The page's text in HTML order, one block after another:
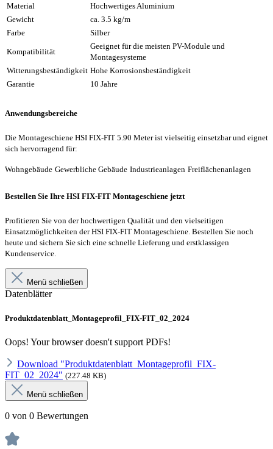
Material
Hochwertiges Aluminium
Gewicht
ca. 3.5 kg/m
Farbe
Silber
Kompatibilität
Geeignet für die meisten PV-Module und
Montagesysteme
Witterungsbeständigkeit Hohe Korrosionsbeständigkeit
Garantie
10 Jahre
Anwendungsbereiche
Die Montageschiene HSI FIX-FIT 5.90 Meter ist vielseitig einsetzbar und eignet
sich hervorragend für:
Wohngebäude Gewerbliche Gebäude Industrieanlagen Freiflächenanlagen
Bestellen Sie Ihre HSI FIX-FIT Montageschiene jetzt
Profitieren Sie von der hochwertigen Qualität und den vielseitigen
Einsatzmöglichkeiten der HSI FIX-FIT Montageschiene. Bestellen Sie noch
heute und sichern Sie sich eine schnelle Lieferung und erstklassigen
Kundenservice.
Menü schließen
Datenblätter
Produktdatenblatt_Montageprofil_FIX-FIT_02_2024
Oops! Your browser doesn't support PDFs!
Download "Produktdatenblatt_Montageprofil_FIX-
FIT_02_2024" (227.48 KB)
Menü schließen
0 von 0 Bewertungen